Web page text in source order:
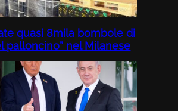
quasi 8mila bombole di
palloncino” nel Milanese